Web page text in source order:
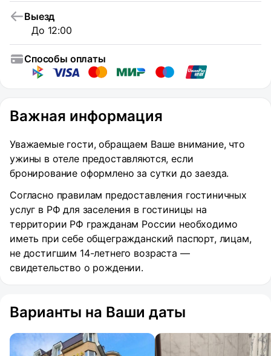
Выезд
До 12:00
Способы оплаты
Важная информация
Уважаемые гости, обращаем Ваше внимание, что
ужины в отеле предоставляются, если
бронирование оформлено за сутки до заезда.
Согласно правилам предоставления гостиничных
услуг в РФ для заселения в гостиницы на
территории РФ гражданам России необходимо
иметь при себе общегражданский паспорт, лицам,
не достигшим 14-летнего возраста —
свидетельство о рождении.
Варианты на Ваши даты